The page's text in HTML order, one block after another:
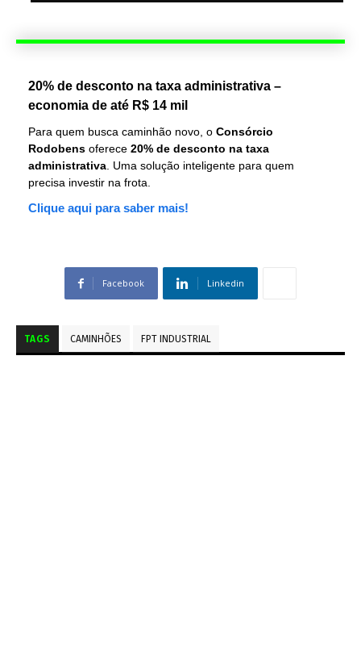
20% de desconto na taxa administrativa –
economia de até R$ 14 mil
Para quem busca caminhão novo, o Consórcio
Rodobens oferece 20% de desconto na taxa
administrativa . Uma solução inteligente para quem
precisa investir na frota.
Clique aqui para saber mais!
Facebook Linkedin
TAGS CAMINHÕES FPT INDUSTRIAL